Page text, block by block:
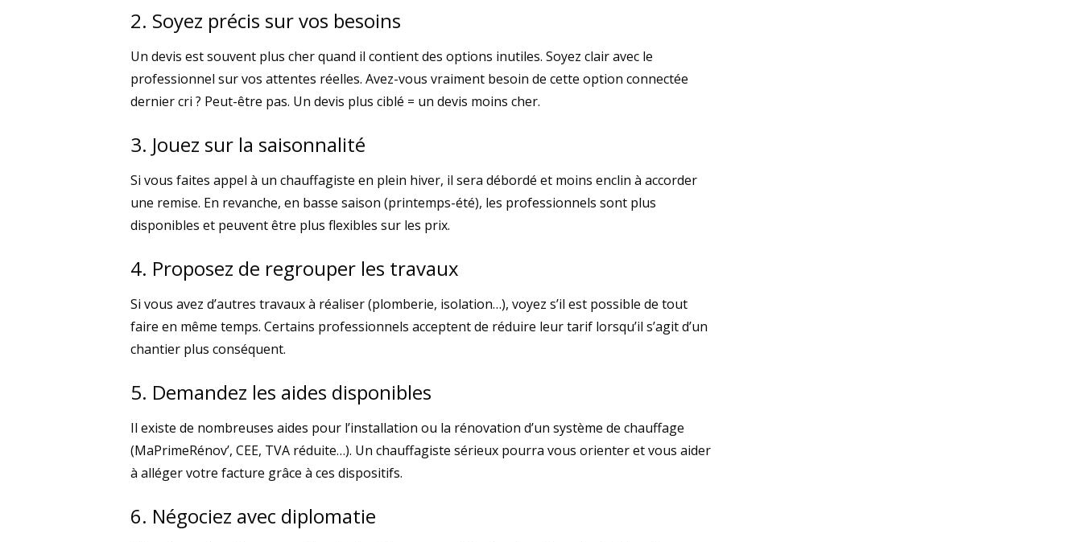
2. Soyez précis sur vos besoins
Un devis est souvent plus cher quand il contient des options inutiles. Soyez clair avec le
professionnel sur vos attentes réelles. Avez-vous vraiment besoin de cette option connectée
dernier cri ? Peut-être pas. Un devis plus ciblé = un devis moins cher.
3. Jouez sur la saisonnalité
Si vous faites appel à un chauffagiste en plein hiver, il sera débordé et moins enclin à accorder
une remise. En revanche, en basse saison (printemps-été), les professionnels sont plus
disponibles et peuvent être plus flexibles sur les prix.
4. Proposez de regrouper les travaux
Si vous avez d’autres travaux à réaliser (plomberie, isolation…), voyez s’il est possible de tout
faire en même temps. Certains professionnels acceptent de réduire leur tarif lorsqu’il s’agit d’un
chantier plus conséquent.
5. Demandez les aides disponibles
Il existe de nombreuses aides pour l’installation ou la rénovation d’un système de chauffage
(MaPrimeRénov’, CEE, TVA réduite…). Un chauffagiste sérieux pourra vous orienter et vous aider
à alléger votre facture grâce à ces dispositifs.
6. Négociez avec diplomatie